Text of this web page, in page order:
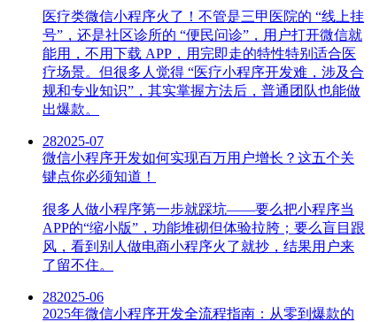
医疗类微信小程序火了！不管是三甲医院的 “线上挂
号”，还是社区诊所的 “便民问诊”，用户打开微信就
能用，不用下载 APP，用完即走的特性特别适合医
疗场景。但很多人觉得 “医疗小程序开发难，涉及合
规和专业知识”，其实掌握方法后，普通团队也能做
出爆款。
282025-07
微信小程序开发如何实现百万用户增长？这五个关
键点你必须知道！
很多人做小程序第一步就踩坑——要么把小程序当
APP的“缩小版”，功能堆砌但体验拉胯；要么盲目跟
风，看到别人做电商小程序火了就抄，结果用户来
了留不住。
282025-06
2025年微信小程序开发全流程指南：从零到爆款的